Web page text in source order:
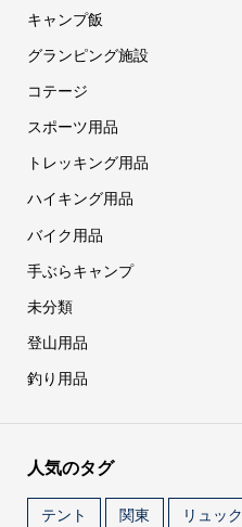
キャンプ飯
グランピング施設
コテージ
スポーツ用品
トレッキング用品
ハイキング用品
バイク用品
手ぶらキャンプ
未分類
登山用品
釣り用品
人気のタグ
テント 関東 リュック